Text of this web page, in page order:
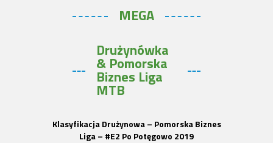
MEGA
Drużynówka
& Pomorska
Biznes Liga
MTB
Klasyfikacja Drużynowa – Pomorska Biznes
Liga – #E2 Po Potęgowo 2019